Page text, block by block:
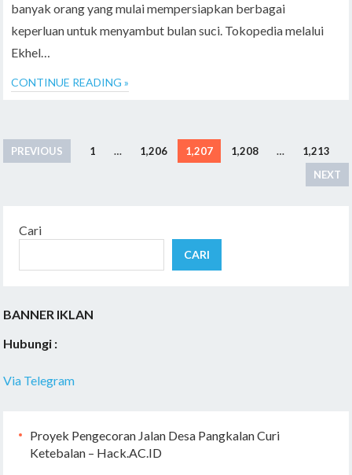
banyak orang yang mulai mempersiapkan berbagai
keperluan untuk menyambut bulan suci. Tokopedia melalui
Ekhel…
CONTINUE READING »
Paginasi
PREVIOUS 1 … 1,206 1,207 1,208 …
1,213
NEXT
Cari
CARI
BANNER IKLAN
Hubungi :
Via Telegram
Proyek Pengecoran Jalan Desa Pangkalan Curi
Ketebalan – Hack.AC.ID